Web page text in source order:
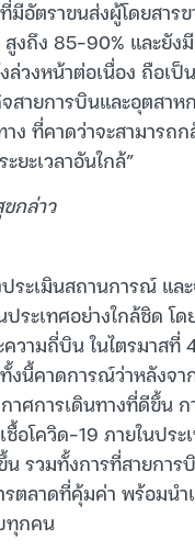
อัตราขนส่งผู้โดยสาร
สูงถึง 85-90% และยัง
ล่วงหน้าต่อเนื่อง ถือ
สายการบินและอุตสาห
าง ที่คาดว่าจะสามารถ
ยะเวลาอันใกล้”
กล่าว
ประเมินสถานการณ์ แล
ระเทศอย่างใกล้ชิด โ
วามถี่บิน ในไตรมาสที่
งนี้คาดการณ์ว่าหลังจ
าศการเดินทางที่ดีขึ้น
อโควิด-19 ภายในประ
รวมทั้งการที่สายการ
ตลาดที่คุ้มค่า พร้อมนำ
ทุกคน